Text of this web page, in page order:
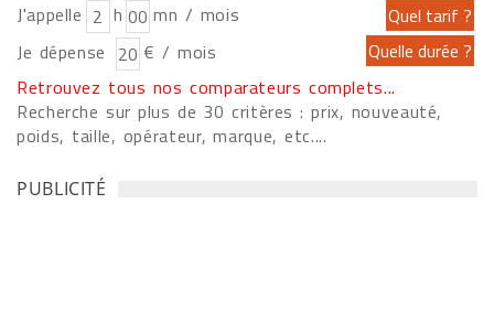
J'appelle h
mn / mois
Je dépense
€ / mois
Retrouvez tous nos comparateurs complets...
Recherche sur plus de 30 critères : prix, nouveauté,
poids, taille, opérateur, marque, etc....
PUBLICITÉ